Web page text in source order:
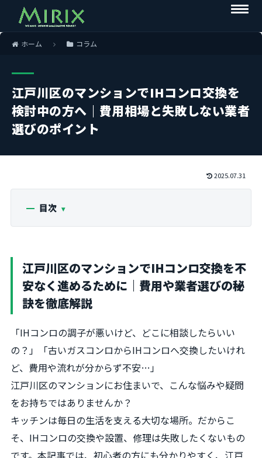
ホーム コラム
江戸川区のマンションでIHコンロ交換を
検討中の方へ｜費用相場と失敗しない業者
選びのポイント
2025.07.31
目次
江戸川区のマンションでIHコンロ交換を不
安なく進めるために｜費用や業者選びの秘
訣を徹底解説
「IHコンロの調子が悪いけど、どこに相談したらいい
の？」「古いガスコンロからIHコンロへ交換したいけれ
ど、費用や流れが分からず不安…」
江戸川区のマンションにお住まいで、こんな悩みや疑問
をお持ちではありませんか？
キッチンは毎日の生活を支える大切な場所。だからこ
そ、IHコンロの交換や設置、修理は失敗したくないもの
です。本記事では、初心者の方にも分かりやすく、江戸